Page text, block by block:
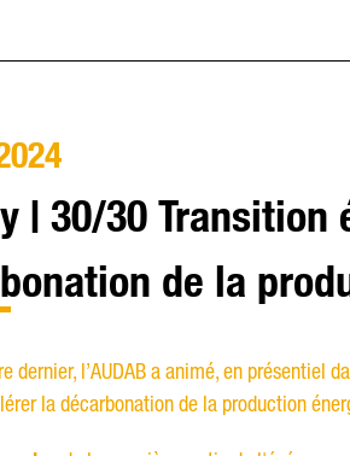
| 30/30 Transition
de la
dernier, l’AUDAB a animé, en présentiel
la décarbonation de la production